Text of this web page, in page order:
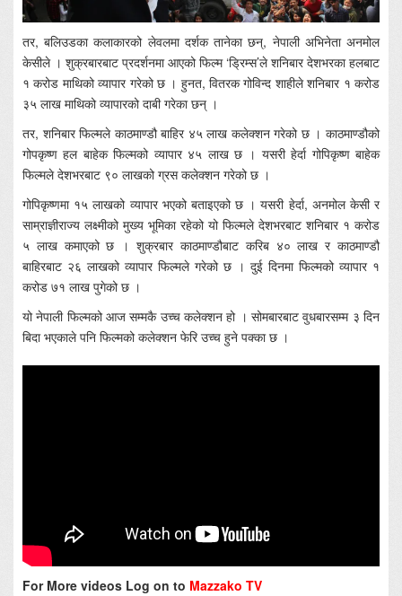
तर, बलिउडका कलाकारको लेवलमा दर्शक तानेका छन्, नेपाली अभिनेता अनमोल
केसीले । शुक्रबारबाट प्रदर्शनमा आएको फिल्म ‘ड्रिम्स’ले शनिबार देशभरका हलबाट
१ करोड माथिको व्यापार गरेको छ । हुनत, वितरक गोविन्द शाहीले शनिबार १ करोड
३५ लाख माथिको व्यापारको दाबी गरेका छन् ।
तर, शनिबार फिल्मले काठमाण्डौ बाहिर ४५ लाख कलेक्शन गरेको छ । काठमाण्डौको
गोपकृष्ण हल बाहेक फिल्मको व्यापार ४५ लाख छ । यसरी हेर्दा गोपिकृष्ण बाहेक
फिल्मले देशभरबाट ९० लाखको ग्रस कलेक्शन गरेको छ ।
गोपिकृष्णमा १५ लाखको व्यापार भएको बताइएको छ । यसरी हेर्दा, अनमोल केसी र
साम्राज्ञीराज्य लक्ष्मीको मुख्य भूमिका रहेको यो फिल्मले देशभरबाट शनिबार १ करोड
५ लाख कमाएको छ । शुक्रबार काठमाण्डौबाट करिब ४० लाख र काठमाण्डौ
बाहिरबाट २६ लाखको व्यापार फिल्मले गरेको छ । दुई दिनमा फिल्मको व्यापार १
करोड ७१ लाख पुगेको छ ।
यो नेपाली फिल्मको आज सम्मकै उच्च कलेक्शन हो । सोमबारबाट वुधबारसम्म ३ दिन
बिदा भएकाले पनि फिल्मको कलेक्शन फेरि उच्च हुने पक्का छ ।
For More videos Log on to Mazzako TV